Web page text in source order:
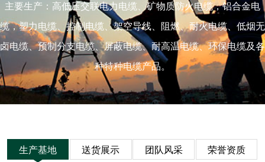
主要生产：高低压交联电力电缆、矿物质防火电缆，铝合金电
缆，塑力电缆、控制电缆、架空导线、阻燃、耐火电缆、低烟无
卤电缆、预制分支电缆、屏蔽电缆、耐高温电缆、环保电缆及各
种特种电缆产品。
生产基地 送货展示 团队风采 荣誉资质